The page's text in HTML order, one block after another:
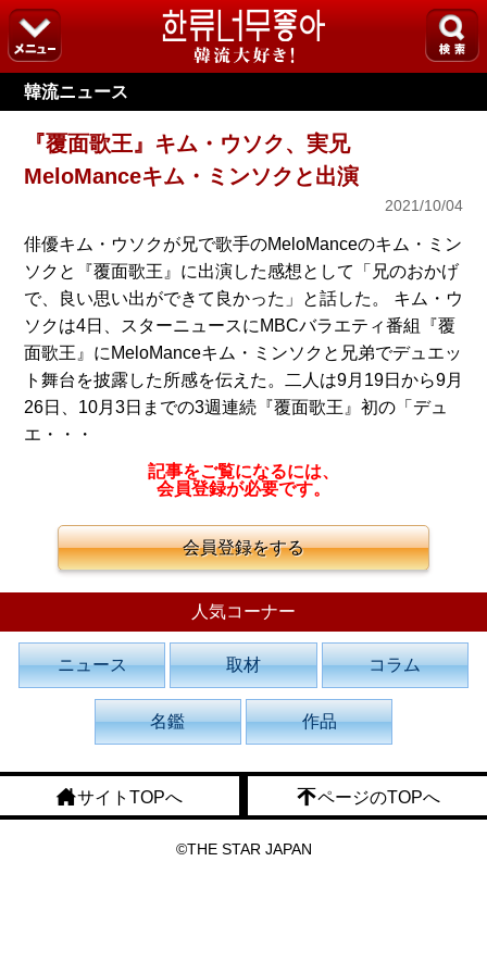
韓流ニュース
『覆面歌王』キム・ウソク、実兄
MeloManceキム・ミンソクと出演
2021/10/04
俳優キム・ウソクが兄で歌手のMeloManceのキム・ミン
ソクと『覆面歌王』に出演した感想として「兄のおかげ
で、良い思い出ができて良かった」と話した。 キム・ウ
ソクは4日、スターニュースにMBCバラエティ番組『覆
面歌王』にMeloManceキム・ミンソクと兄弟でデュエッ
ト舞台を披露した所感を伝えた。二人は9月19日から9月
26日、10月3日までの3週連続『覆面歌王』初の「デュ
エ・・・
記事をご覧になるには、
会員登録が必要です。
会員登録をする
人気コーナー
ニュース 取材 コラム
名鑑 作品
サイトTOPへ ページのTOPへ
©THE STAR JAPAN